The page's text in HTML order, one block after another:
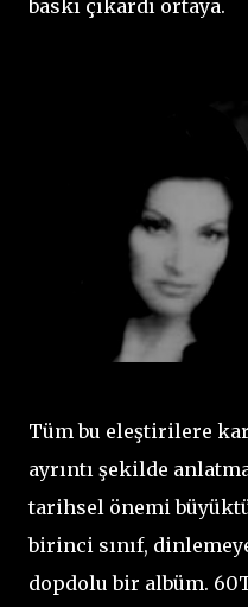
baskı çıkardı ortaya.
Tüm bu eleştirilere
ayrıntı şekilde
tarihsel önemi
birinci sınıf,
dopdolu bir albüm.